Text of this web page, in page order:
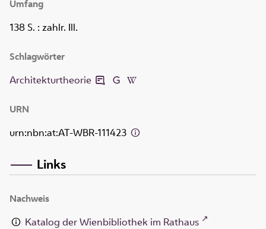
Umfang
138 S. : zahlr. Ill.
Schlagwörter
Architekturtheorie
URN
urn:nbn:at:AT-WBR-111423
Links
Nachweis
Katalog der Wienbibliothek im Rathaus